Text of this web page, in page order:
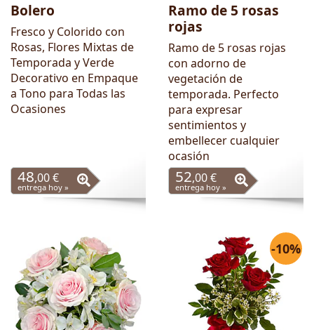
Bolero
Fresco y Colorido con
Rosas, Flores Mixtas de
Temporada y Verde
Decorativo en Empaque
a Tono para Todas las
Ocasiones
48,00 €
entrega hoy »
Ramo de 5 rosas
rojas
Ramo de 5 rosas rojas
con adorno de
vegetación de
temporada. Perfecto
para expresar
sentimientos y
embellecer cualquier
ocasión
52,00 €
entrega hoy »
-10%